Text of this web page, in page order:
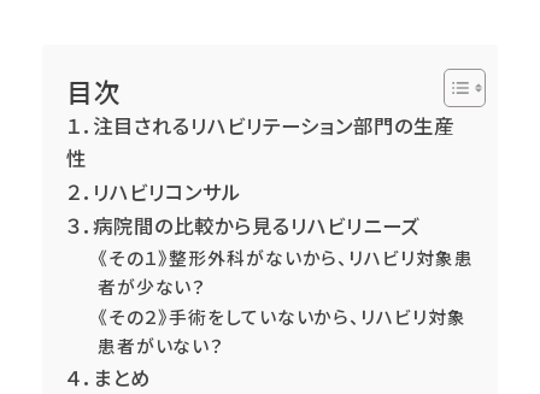
目次
１．注目されるリハビリテーション部門の生産
性
２．リハビリコンサル
３．病院間の比較から見るリハビリニーズ
《その１》整形外科がないから、リハビリ対象患
者が少ない？
《その２》手術をしていないから、リハビリ対象
患者がいない？
４．まとめ